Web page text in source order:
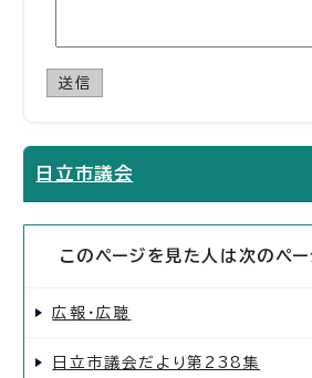
送信
日立市議会
このページを見た人は次のペ
広報・広聴
日立市議会だより第238集